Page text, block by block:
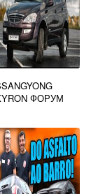
ФОРУМ